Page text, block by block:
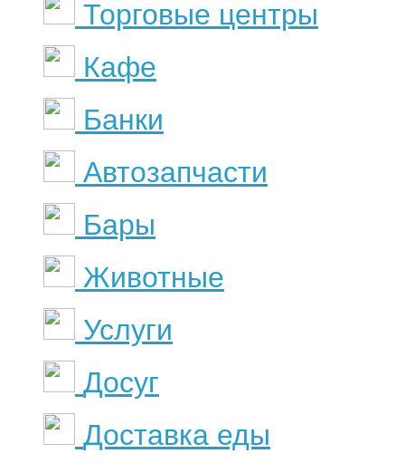
Торговые центры
Кафе
Банки
Автозапчасти
Бары
Животные
Услуги
Досуг
Доставка еды